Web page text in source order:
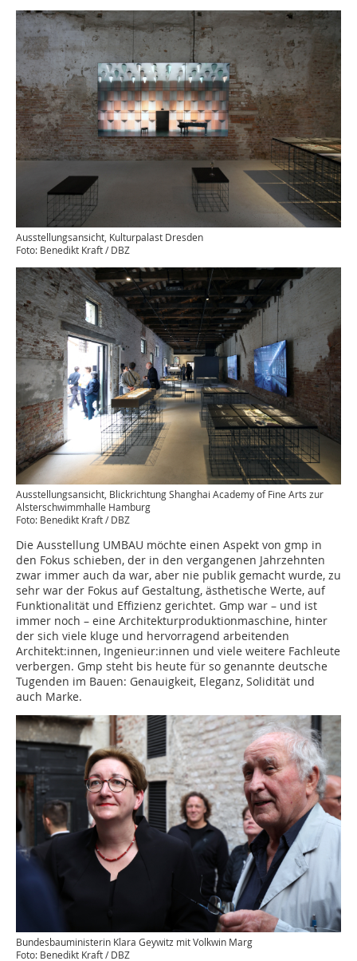
Ausstellungsansicht, Kulturpalast Dresden
Foto: Benedikt Kraft / DBZ
Ausstellungsansicht, Blickrichtung Shanghai Academy of Fine Arts zur
Alsterschwimmhalle Hamburg
Foto: Benedikt Kraft / DBZ
Die Ausstellung UMBAU möchte einen Aspekt von gmp in
den Fokus schieben, der in den vergangenen Jahrzehnten
zwar immer auch da war, aber nie publik gemacht wurde, zu
sehr war der Fokus auf Gestaltung, ästhetische Werte, auf
Funktionalität und Effizienz gerichtet. Gmp war – und ist
immer noch – eine Architekturproduktionmaschine, hinter
der sich viele kluge und hervorragend arbeitenden
Architekt:innen, Ingenieur:innen und viele weitere Fachleute
verbergen. Gmp steht bis heute für so genannte deutsche
Tugenden im Bauen: Genauigkeit, Eleganz, Solidität und
auch Marke.
Bundesbauministerin Klara Geywitz mit Volkwin Marg
Foto: Benedikt Kraft / DBZ